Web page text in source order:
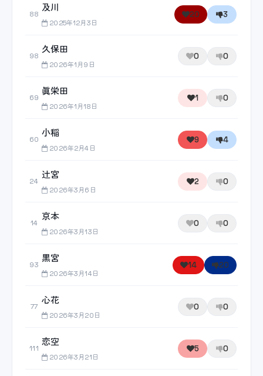
88
及川
2025年12月3日
20 3
98
久保田
2026年1月9日
0 0
69
眞栄田
2026年1月18日
1 0
60
小稲
2026年2月4日
9 4
24
辻宮
2026年3月6日
2 0
14
京本
2026年3月13日
0 0
93
黒宮
2026年3月14日
14 20
77
心花
2026年3月20日
0 0
111
恋空
2026年3月21日
5 0